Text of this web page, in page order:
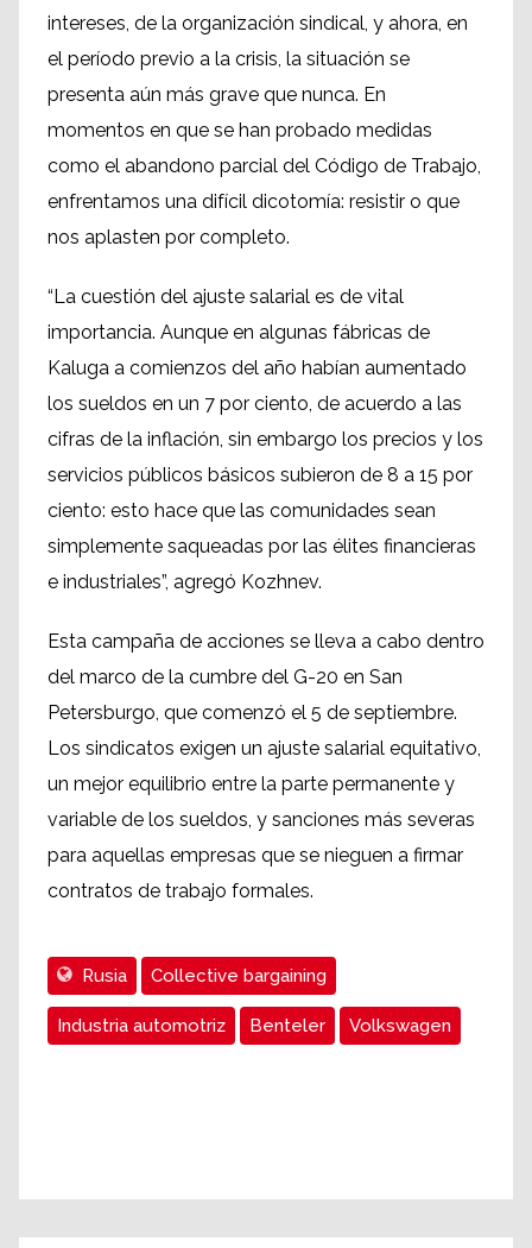
intereses, de la organización sindical, y ahora, en
el período previo a la crisis, la situación se
presenta aún más grave que nunca. En
momentos en que se han probado medidas
como el abandono parcial del Código de Trabajo,
enfrentamos una difícil dicotomía: resistir o que
nos aplasten por completo.
“La cuestión del ajuste salarial es de vital
importancia. Aunque en algunas fábricas de
Kaluga a comienzos del año habían aumentado
los sueldos en un 7 por ciento, de acuerdo a las
cifras de la inflación, sin embargo los precios y los
servicios públicos básicos subieron de 8 a 15 por
ciento: esto hace que las comunidades sean
simplemente saqueadas por las élites financieras
e industriales”, agregó Kozhnev.
Esta campaña de acciones se lleva a cabo dentro
del marco de la cumbre del G-20 en San
Petersburgo, que comenzó el 5 de septiembre.
Los sindicatos exigen un ajuste salarial equitativo,
un mejor equilibrio entre la parte permanente y
variable de los sueldos, y sanciones más severas
para aquellas empresas que se nieguen a firmar
contratos de trabajo formales.
Rusia Collective bargaining
Industria automotriz Benteler Volkswagen